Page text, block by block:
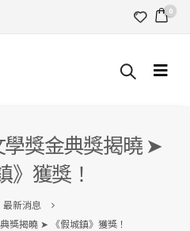
0
學獎金典獎揭曉 ➤
》獲獎！
最新消息
獎揭曉 ➤ 《假城鎮》獲獎！